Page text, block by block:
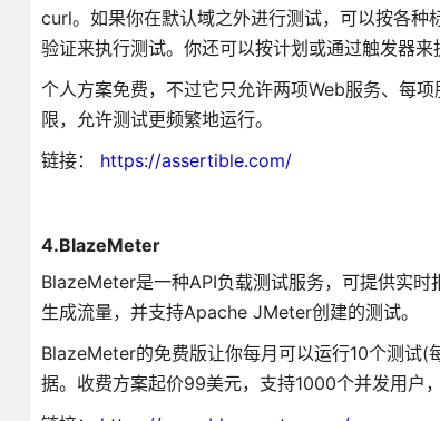
curl。如果你在默认域之外进行测试，可以按各
验证来执行测试。你还可以按计划或通过触发器
个人方案免费，不过它只允许两项Web服务、每
限，允许测试更频繁地运行。
链接： https://assertible.com/
4.BlazeMeter
BlazeMeter是一种API负载测试服务，可提供实
生成流量，并支持Apache JMeter创建的测试。
BlazeMeter的免费版让你每月可以运行10个测试
据。收费方案起价99美元，支持1000个并发用户